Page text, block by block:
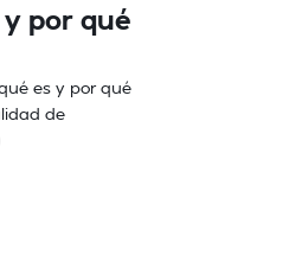
por qué
es y por qué
de